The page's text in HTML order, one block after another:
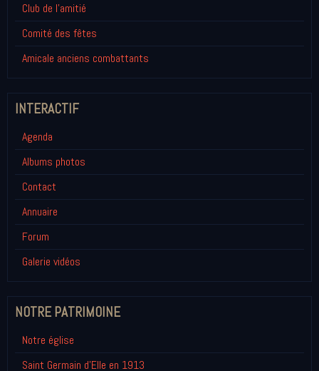
Club de l'amitié
Comité des fêtes
Amicale anciens combattants
INTERACTIF
Agenda
Albums photos
Contact
Annuaire
Forum
Galerie vidéos
NOTRE PATRIMOINE
Notre église
Saint Germain d'Elle en 1913